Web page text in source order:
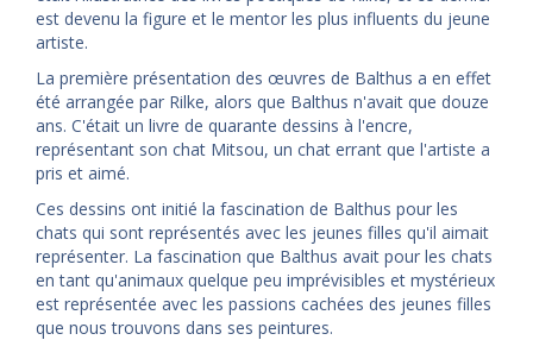
est devenu la figure et le mentor les plus influents du jeune
artiste.
La première présentation des œuvres de Balthus a en effet
été arrangée par Rilke, alors que Balthus n'avait que douze
ans. C'était un livre de quarante dessins à l'encre,
représentant son chat Mitsou, un chat errant que l'artiste a
pris et aimé.
Ces dessins ont initié la fascination de Balthus pour les
chats qui sont représentés avec les jeunes filles qu'il aimait
représenter. La fascination que Balthus avait pour les chats
en tant qu'animaux quelque peu imprévisibles et mystérieux
est représentée avec les passions cachées des jeunes filles
que nous trouvons dans ses peintures.